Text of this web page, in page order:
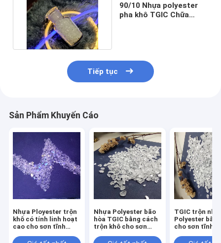
90/10 Nhựa polyester
pha khô TGIC Chữa
Tiếp tục
Sản Phẩm Khuyến Cáo
Nhựa Ployester trộn
khô có tính linh hoạt
cao cho sơn tĩnh
Nhựa Polyester bão
hòa TGIC bằng cách
trộn khô cho sơn
có độ bóng thấp
TGIC trộn
Polyester bão
cho sơn tĩnh
bóng thấp